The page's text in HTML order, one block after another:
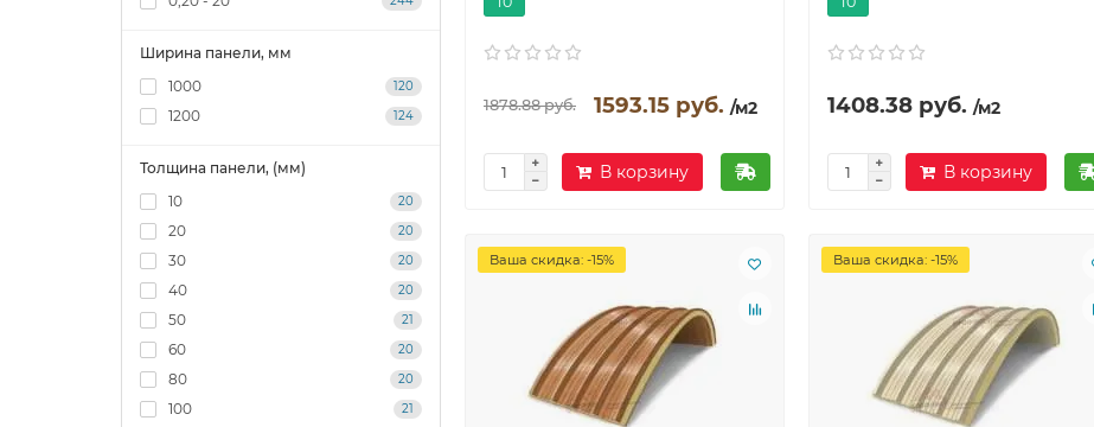
Ширина панели, мм
1000
120
1200 124
Толщина панели, (мм)
10
20
20 20
30 20
40 20
50 21
60 20
80 20
100 21
1878.88 руб. 1593.15 руб. /м2
В корзину
1408.38 руб. /м2
В корзину
Ваша скидка: -15% Ваша скидка: -15%